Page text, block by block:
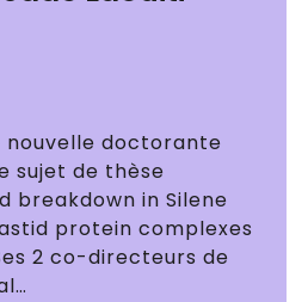
nouvelle doctorante
sujet de thèse
breakdown in Silene
protein complexes
2 co-directeurs de